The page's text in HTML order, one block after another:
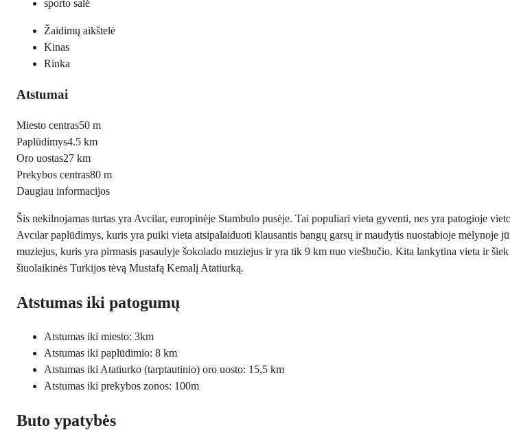
sporto salė
Žaidimų aikštelė
Kinas
Rinka
Atstumai
Miesto centras50 m
Paplūdimys4.5 km
Oro uostas27 km
Prekybos centras80 m
Daugiau informacijos
Šis nekilnojamas turtas yra Avcilar, europinėje Stambulo pusėje. Tai populiari vieta gyventi, nes yra patogioje
Avcılar paplūdimys, kuris yra puiki vieta atsipalaiduoti klausantis bangų garsų ir maudytis nuostabioje
muziejus, kuris yra pirmasis pasaulyje šokolado muziejus ir yra tik 9 km nuo viešbučio. Kita lankytina vieta ir
šiuolaikinės Turkijos tėvą Mustafą Kemalį Atatiurką.
Atstumas iki patogumų
Atstumas iki miesto: 3km
Atstumas iki paplūdimio: 8 km
Atstumas iki Atatiurko (tarptautinio) oro uosto: 15,5 km
Atstumas iki prekybos zonos: 100m
Buto ypatybės